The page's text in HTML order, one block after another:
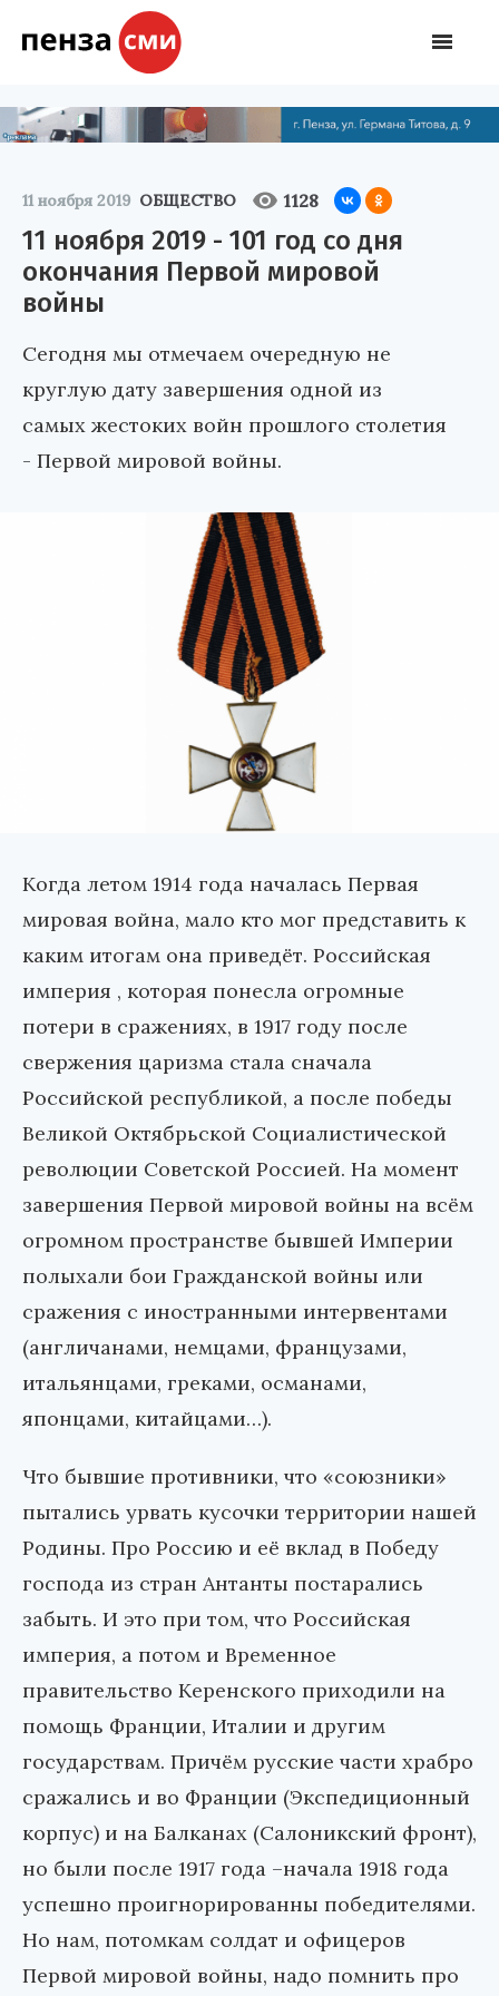
11 ноября 2019 ОБЩЕСТВО 1128
11 ноября 2019 - 101 год со дня
окончания Первой мировой
войны
Сегодня мы отмечаем очередную не
круглую дату завершения одной из
самых жестоких войн прошлого столетия
- Первой мировой войны.
Когда летом 1914 года началась Первая
мировая война, мало кто мог представить к
каким итогам она приведёт. Российская
империя , которая понесла огромные
потери в сражениях, в 1917 году после
свержения царизма стала сначала
Российской республикой, а после победы
Великой Октябрьской Социалистической
революции Советской Россией. На момент
завершения Первой мировой войны на всём
огромном пространстве бывшей Империи
полыхали бои Гражданской войны или
сражения с иностранными интервентами
(англичанами, немцами, французами,
итальянцами, греками, османами,
японцами, китайцами…).
Что бывшие противники, что «союзники»
пытались урвать кусочки территории нашей
Родины. Про Россию и её вклад в Победу
господа из стран Антанты постарались
забыть. И это при том, что Российская
империя, а потом и Временное
правительство Керенского приходили на
помощь Франции, Италии и другим
государствам. Причём русские части храбро
сражались и во Франции (Экспедиционный
корпус) и на Балканах (Салоникский фронт),
но были после 1917 года –начала 1918 года
успешно проигнорированны победителями.
Но нам, потомкам солдат и офицеров
Первой мировой войны, надо помнить про